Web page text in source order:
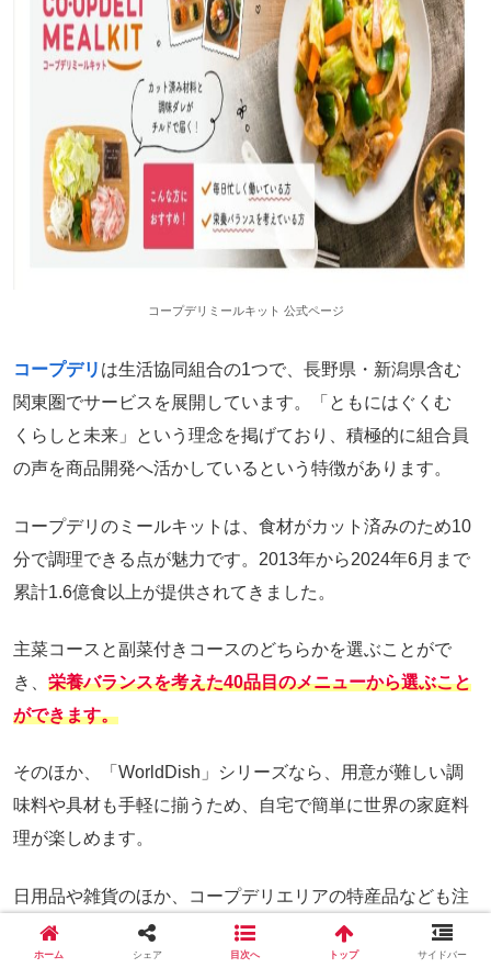
コープデリミールキット 公式ページ
コープデリ は生活協同組合の1つで、長野県・新潟県含む
関東圏でサービスを展開しています。「ともにはぐくむ
くらしと未来」という理念を掲げており、積極的に組合員
の声を商品開発へ活かしているという特徴があります。
コープデリのミールキットは、食材がカット済みのため10
分で調理できる点が魅力です。2013年から2024年6月まで
累計1.6億食以上が提供されてきました。
主菜コースと副菜付きコースのどちらかを選ぶことがで
き、 栄養バランスを考えた40品目のメニューから選ぶこと
ができます。
そのほか、「WorldDish」シリーズなら、用意が難しい調
味料や具材も手軽に揃うため、自宅で簡単に世界の家庭料
理が楽しめます。
日用品や雑貨のほか、コープデリエリアの特産品なども注
文可能で毎週6000品目以上から選ぶことができます。
ホーム シェア 目次へ トップ サイドバー